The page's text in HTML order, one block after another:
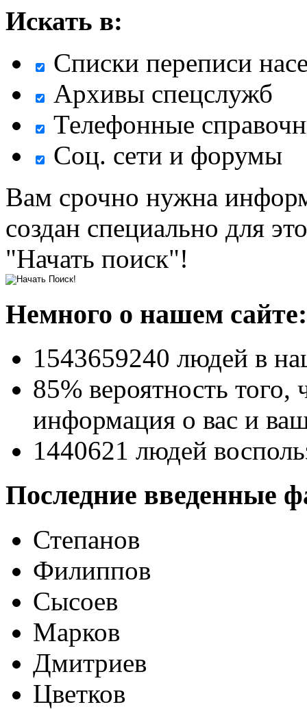
Искать в:
Списки переписи
Архивы спецслужб
Телефонные
Соц. сети и форумы
Вам срочно нужна
создан специально для
"Начать поиск"!
Немного о нашем сайте:
1543659240 людей в
85% вероятность того,
информация о вас и
1440621 людей
Последние введенные
Степанов
Филиппов
Сысоев
Марков
Дмитриев
Цветков